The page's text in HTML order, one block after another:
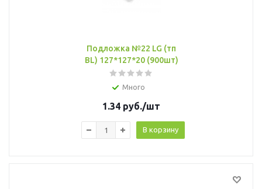
Подложка №22 LG (тп
BL) 127*127*20 (900шт)
Много
1.34 руб./шт
В корзину